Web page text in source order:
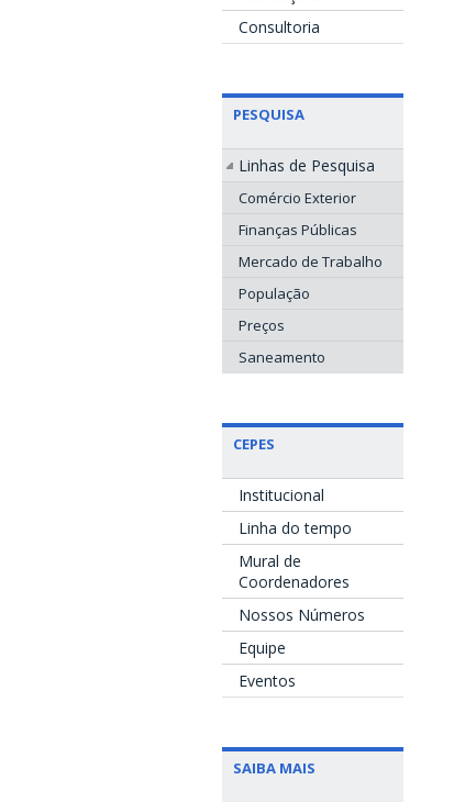
Consultoria
PESQUISA
Linhas de Pesquisa
Comércio Exterior
Finanças Públicas
Mercado de Trabalho
População
Preços
Saneamento
CEPES
Institucional
Linha do tempo
Mural de
Coordenadores
Nossos Números
Equipe
Eventos
SAIBA MAIS